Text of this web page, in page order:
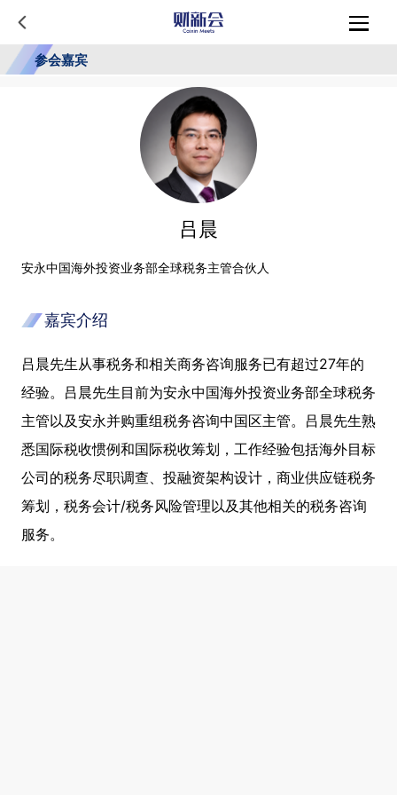
参会嘉宾
吕晨
安永中国海外投资业务部全球税务主管合伙人
嘉宾介绍
吕晨先生从事税务和相关商务咨询服务已有超过27年的
经验。吕晨先生目前为安永中国海外投资业务部全球税务
主管以及安永并购重组税务咨询中国区主管。吕晨先生熟
悉国际税收惯例和国际税收筹划，工作经验包括海外目标
公司的税务尽职调查、投融资架构设计，商业供应链税务
筹划，税务会计/税务风险管理以及其他相关的税务咨询
服务。